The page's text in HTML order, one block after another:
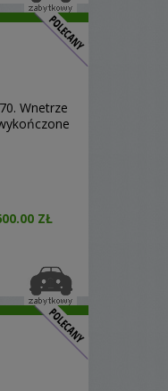
Wnetrze
ZŁ